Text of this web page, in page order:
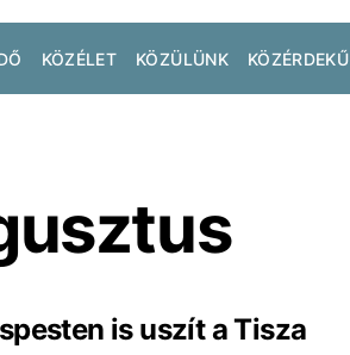
KÖZÉLET KÖZÜLÜNK KÖZÉRDEKŰ
is uszít a Tisza